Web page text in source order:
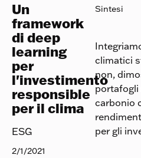
Un
framework
di deep
learning
per
l'investimento
responsible
per il clima
ESG
2/1/2021
Sintesi
climatici
non,
portafogli
carbonio
per gli